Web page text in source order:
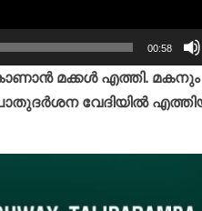
00:58
മക്കള്‍ എത്തി. മകനും
വേദിയില്‍